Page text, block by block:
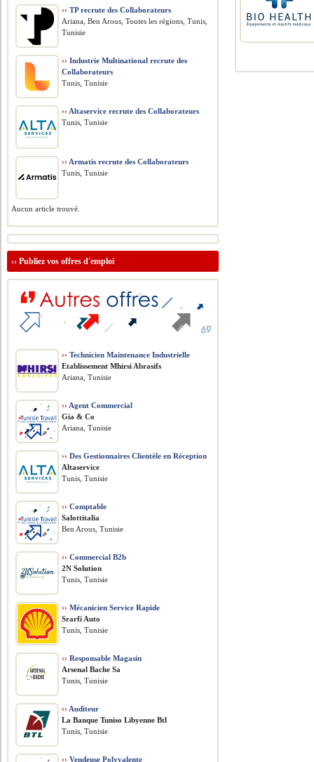
›› TP recrute des Collaborateurs
Ariana, Ben Arous, Toutes les régions, Tunis,
Tunisie
›› Industrie Multinational recrute des
Collaborateurs
Tunis, Tunisie
›› Altaservice recrute des Collaborateurs
Tunis, Tunisie
›› Armatis recrute des Collaborateurs
Tunis, Tunisie
Aucun article trouvé.
››Publiez vos offres d'emploi
›› Technicien Maintenance Industrielle
Etablissement Mhirsi Abrasifs
Ariana, Tunisie
›› Agent Commercial
Gia & Co
Ariana, Tunisie
›› Des Gestionnaires Clientèle en Réception
Altaservice
Tunis, Tunisie
›› Comptable
Salottitalia
Ben Arous, Tunisie
›› Commercial B2b
2N Solution
Tunis, Tunisie
›› Mécanicien Service Rapide
Srarfi Auto
Tunis, Tunisie
›› Responsable Magasin
Arsenal Bache Sa
Tunis, Tunisie
›› Auditeur
La Banque Tuniso Libyenne Btl
Tunis, Tunisie
›› Vendeuse Polyvalente